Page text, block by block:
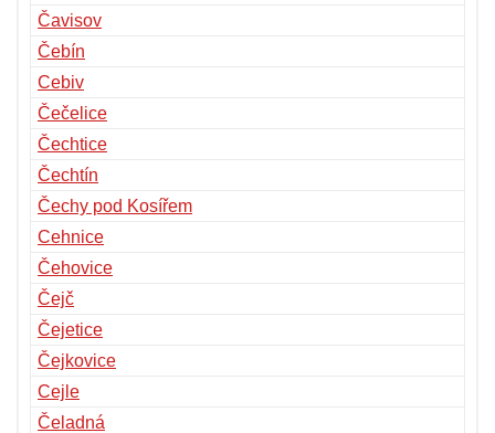
Čavisov
Čebín
Cebiv
Čečelice
Čechtice
Čechtín
Čechy pod Kosířem
Cehnice
Čehovice
Čejč
Čejetice
Čejkovice
Cejle
Čeladná